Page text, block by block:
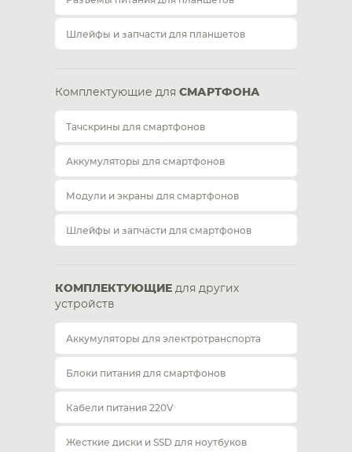
Шлейфы и запчасти для планшетов
Комплектующие для СМАРТФОНА
Тачскрины для смартфонов
Аккумуляторы для смартфонов
Модули и экраны для смартфонов
Шлейфы и запчасти для смартфонов
КОМПЛЕКТУЮЩИЕ для других
устройств
Аккумуляторы для электротранспорта
Блоки питания для смартфонов
Кабели питания 220V
Жесткие диски и SSD для ноутбуков